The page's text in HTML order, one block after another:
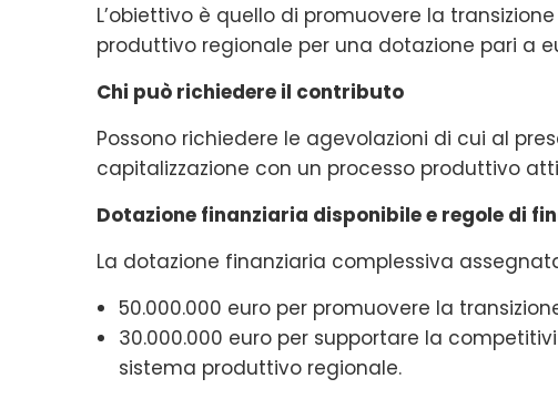
L’obiettivo è quello di promuovere la
produttivo regionale per una dotazione pari a
Chi può richiedere il contributo
Possono richiedere le agevolazioni di cui al
capitalizzazione con un processo produttivo
Dotazione finanziaria disponibile e regole di
La dotazione finanziaria complessiva
50.000.000 euro per promuovere la
30.000.000 euro per supportare la
sistema produttivo regionale.